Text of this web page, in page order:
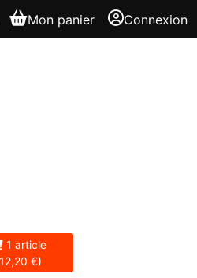
Mon panier Connexion
1 article
€)